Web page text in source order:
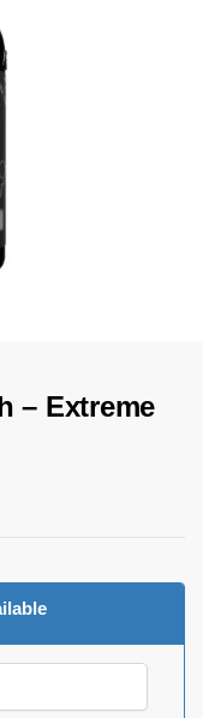
– Extreme